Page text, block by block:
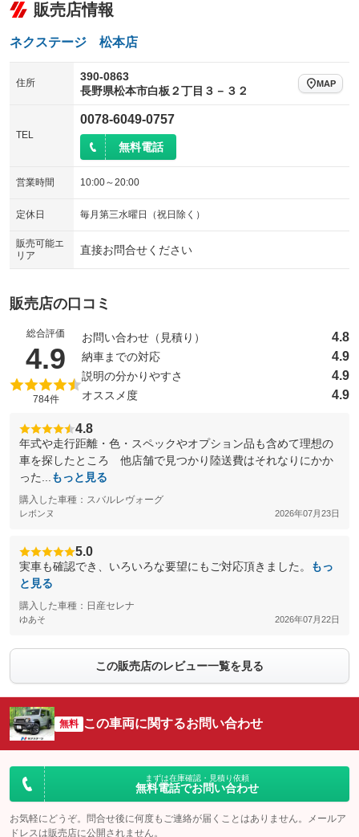
販売店情報
ネクステージ 松本店
住所
390-0863
長野県松本市白板２丁目３－３２
MAP
TEL
0078-6049-0757
無料電話
営業時間 10:00～20:00
定休日 毎月第三水曜日（祝日除く）
販売可能エ
リア
直接お問合せください
販売店の口コミ
総合評価
4.9 （5点満点中）
784件
お問い合わせ（見積り） 4.8
納車までの対応 4.9
説明の分かりやすさ 4.9
オススメ度 4.9
4.8
年式や走行距離・色・スペックやオプション品も含めて理想の
車を探したところ 他店舗で見つかり陸送費はそれなりにかか
った...
もっと見る
購入した車種：スバルレヴォーグ
レボンヌ 2026年07月23日
5.0
実車も確認でき、いろいろな要望にもご対応頂きました。
もっ
と見る
購入した車種：日産セレナ
ゆあそ 2026年07月22日
この販売店のレビュー一覧を見る
無料 この車両に関するお問い合わせ
まずは在庫確認・見積り依頼
無料電話でお問い合わせ
お気軽にどうぞ。問合せ後に何度もご連絡が届くことはありません。メールア
ドレスは販売店に公開されません。